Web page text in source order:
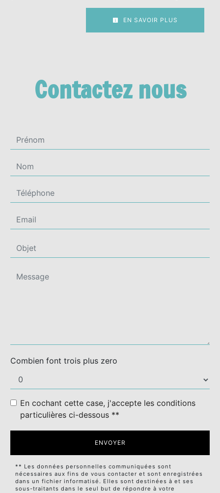
EN SAVOIR PLUS
Contactez nous
Combien font trois plus zero
En cochant cette case, j'accepte les conditions
particulières ci-dessous **
ENVOYER
** Les données personnelles communiquées sont
nécessaires aux fins de vous contacter et sont enregistrées
dans un fichier informatisé. Elles sont destinées à et ses
sous-traitants dans le seul but de répondre à votre